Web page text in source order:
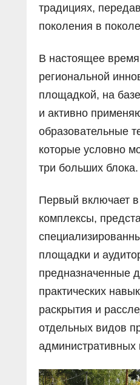
традициях,
поколения в
В настоящее время
региональной
площадкой, на
и активно
образовательные
которые условно
три больших блока.
Первый включает
комплексы,
площадки и
предназначенные
практических
раскрытия и
отдельных видов